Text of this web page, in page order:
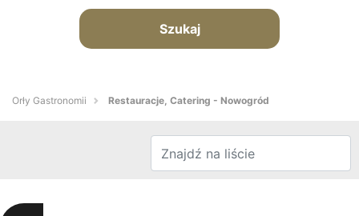
Szukaj
Orły Gastronomii Restauracje, Catering - Nowogród